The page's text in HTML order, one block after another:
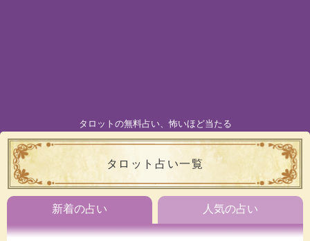
タロットの無料占い、怖いほど当たる
タロット占い一覧
新着の占い 人気の占い